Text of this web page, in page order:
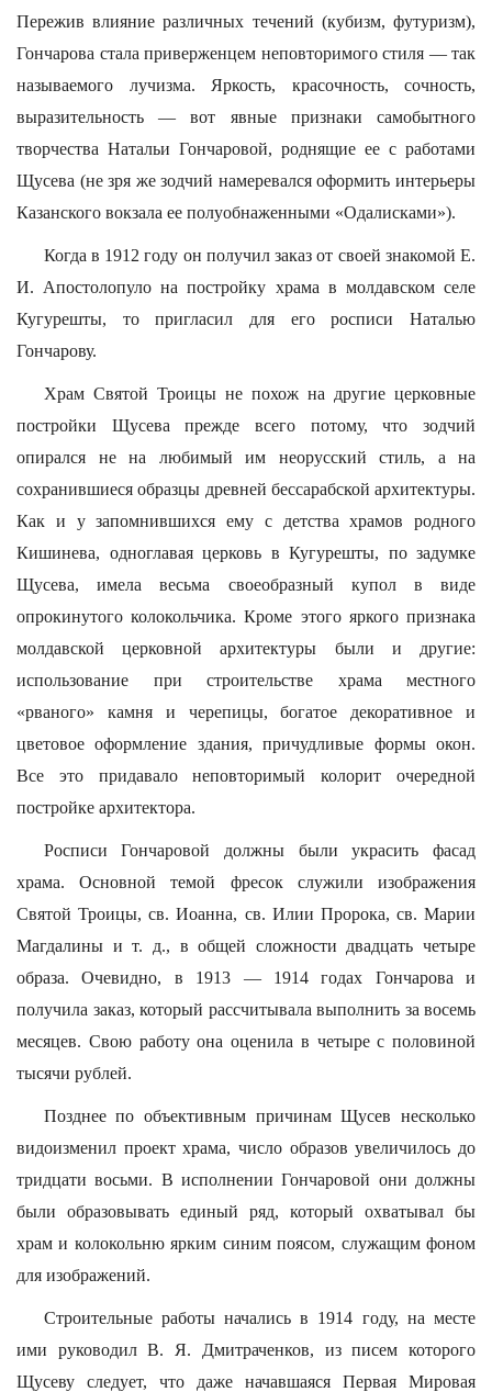
Пережив влияние различных течений (кубизм, футуризм),
Гончарова стала приверженцем неповторимого стиля — так
называемого лучизма. Яркость, красочность, сочность,
выразительность — вот явные признаки самобытного
творчества Натальи Гончаровой, роднящие ее с работами
Щусева (не зря же зодчий намеревался оформить интерьеры
Казанского вокзала ее полуобнаженными «Одалисками»).
Когда в 1912 году он получил заказ от своей знакомой Е.
И. Апостолопуло на постройку храма в молдавском селе
Кугурешты, то пригласил для его росписи Наталью
Гончарову.
Храм Святой Троицы не похож на другие церковные
постройки Щусева прежде всего потому, что зодчий
опирался не на любимый им неорусский стиль, а на
сохранившиеся образцы древней бессарабской архитектуры.
Как и у запомнившихся ему с детства храмов родного
Кишинева, одноглавая церковь в Кугурешты, по задумке
Щусева, имела весьма своеобразный купол в виде
опрокинутого колокольчика. Кроме этого яркого признака
молдавской церковной архитектуры были и другие:
использование при строительстве храма местного
«рваного» камня и черепицы, богатое декоративное и
цветовое оформление здания, причудливые формы окон.
Все это придавало неповторимый колорит очередной
постройке архитектора.
Росписи Гончаровой должны были украсить фасад
храма. Основной темой фресок служили изображения
Святой Троицы, св. Иоанна, св. Илии Пророка, св. Марии
Магдалины и т. д., в общей сложности двадцать четыре
образа. Очевидно, в 1913 — 1914 годах Гончарова и
получила заказ, который рассчитывала выполнить за восемь
месяцев. Свою работу она оценила в четыре с половиной
тысячи рублей.
Позднее по объективным причинам Щусев несколько
видоизменил проект храма, число образов увеличилось до
тридцати восьми. В исполнении Гончаровой они должны
были образовывать единый ряд, который охватывал бы
храм и колокольню ярким синим поясом, служащим фоном
для изображений.
Строительные работы начались в 1914 году, на месте
ими руководил В. Я. Дмитраченков, из писем которого
Щусеву следует, что даже начавшаяся Первая Мировая